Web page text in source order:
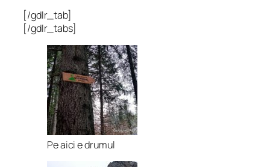
[/gdlr_tab]
[/gdlr_tabs]
Pe aici e drumul